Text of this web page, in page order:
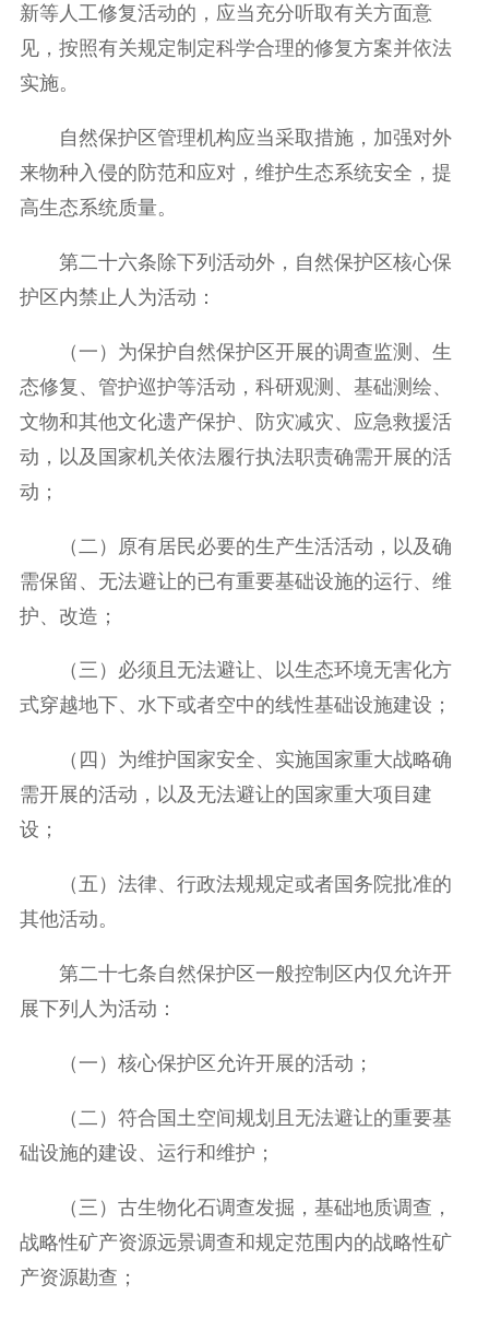
新等人工修复活动的，应当充分听取有关方面意
见，按照有关规定制定科学合理的修复方案并依法
实施。
自然保护区管理机构应当采取措施，加强对外
来物种入侵的防范和应对，维护生态系统安全，提
高生态系统质量。
第二十六条除下列活动外，自然保护区核心保
护区内禁止人为活动：
（一）为保护自然保护区开展的调查监测、生
态修复、管护巡护等活动，科研观测、基础测绘、
文物和其他文化遗产保护、防灾减灾、应急救援活
动，以及国家机关依法履行执法职责确需开展的活
动；
（二）原有居民必要的生产生活活动，以及确
需保留、无法避让的已有重要基础设施的运行、维
护、改造；
（三）必须且无法避让、以生态环境无害化方
式穿越地下、水下或者空中的线性基础设施建设；
（四）为维护国家安全、实施国家重大战略确
需开展的活动，以及无法避让的国家重大项目建
设；
（五）法律、行政法规规定或者国务院批准的
其他活动。
第二十七条自然保护区一般控制区内仅允许开
展下列人为活动：
（一）核心保护区允许开展的活动；
（二）符合国土空间规划且无法避让的重要基
础设施的建设、运行和维护；
（三）古生物化石调查发掘，基础地质调查，
战略性矿产资源远景调查和规定范围内的战略性矿
产资源勘查；